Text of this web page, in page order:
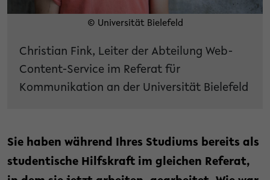
© Universität Bielefeld
Christian Fink, Leiter der Abteilung Web-
Content-Service im Referat für
Kommunikation an der Universität Bielefeld
Sie haben während Ihres Studiums bereits als
studentische Hilfskraft im gleichen Referat,